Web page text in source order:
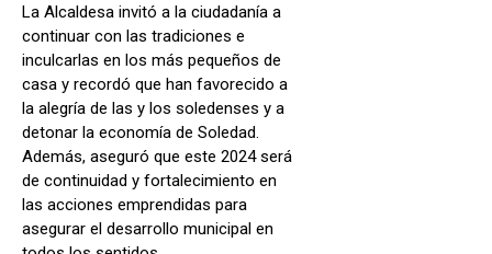
La Alcaldesa invitó a la ciudadanía a
continuar con las tradiciones e
inculcarlas en los más pequeños de
casa y recordó que han favorecido a
la alegría de las y los soledenses y a
detonar la economía de Soledad.
Además, aseguró que este 2024 será
de continuidad y fortalecimiento en
las acciones emprendidas para
asegurar el desarrollo municipal en